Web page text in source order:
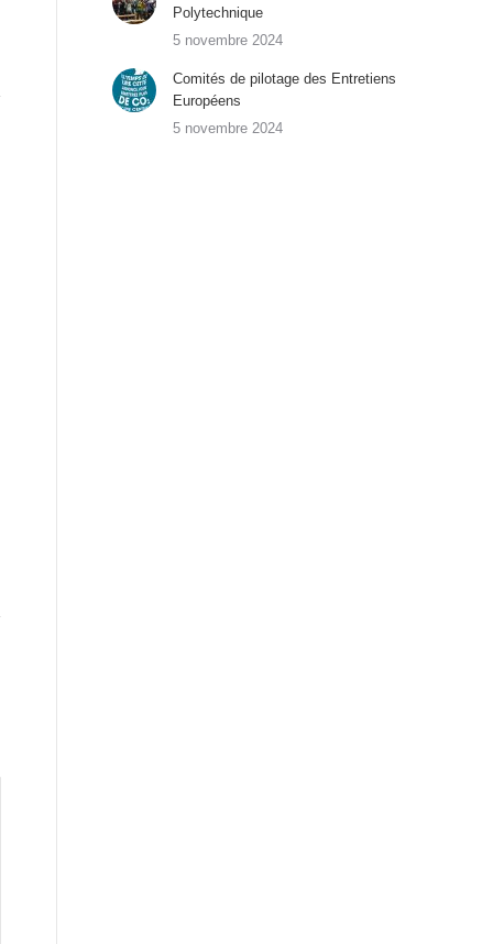
Polytechnique
5 novembre 2024
Comités de pilotage des Entretiens
Européens
5 novembre 2024